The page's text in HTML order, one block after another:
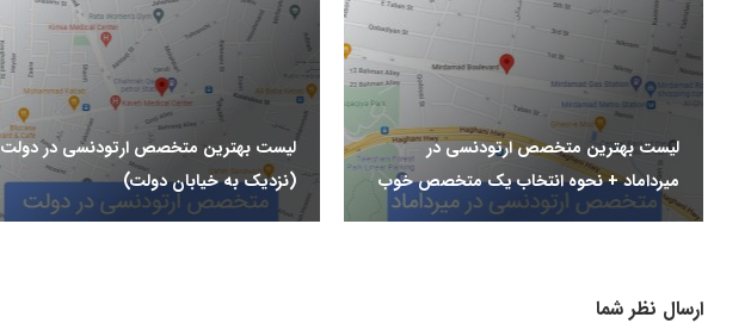
لیست بهترین متخصص ارتودنسی در
میرداماد + نحوه انتخاب یک متخصص خوب
لیست بهترین متخصص ارتودنسی در دولت
(نزدیک به خیابان دولت)
ارسال نظر شما